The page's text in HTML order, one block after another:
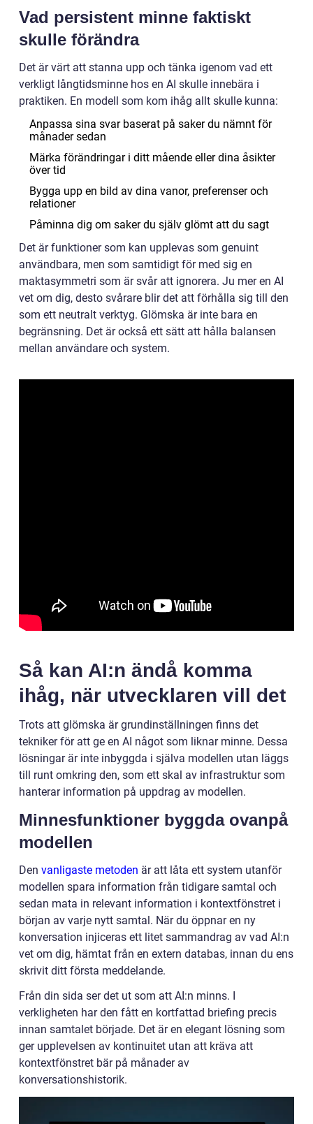
Vad persistent minne faktiskt
skulle förändra
Det är värt att stanna upp och tänka igenom vad ett
verkligt långtidsminne hos en AI skulle innebära i
praktiken. En modell som kom ihåg allt skulle kunna:
Anpassa sina svar baserat på saker du nämnt för
månader sedan
Märka förändringar i ditt mående eller dina åsikter
över tid
Bygga upp en bild av dina vanor, preferenser och
relationer
Påminna dig om saker du själv glömt att du sagt
Det är funktioner som kan upplevas som genuint
användbara, men som samtidigt för med sig en
maktasymmetri som är svår att ignorera. Ju mer en AI
vet om dig, desto svårare blir det att förhålla sig till den
som ett neutralt verktyg. Glömska är inte bara en
begränsning. Det är också ett sätt att hålla balansen
mellan användare och system.
Så kan AI:n ändå komma
ihåg, när utvecklaren vill det
Trots att glömska är grundinställningen finns det
tekniker för att ge en AI något som liknar minne. Dessa
lösningar är inte inbyggda i själva modellen utan läggs
till runt omkring den, som ett skal av infrastruktur som
hanterar information på uppdrag av modellen.
Minnesfunktioner byggda ovanpå
modellen
Den vanligaste metoden är att låta ett system utanför
modellen spara information från tidigare samtal och
sedan mata in relevant information i kontextfönstret i
början av varje nytt samtal. När du öppnar en ny
konversation injiceras ett litet sammandrag av vad AI:n
vet om dig, hämtat från en extern databas, innan du ens
skrivit ditt första meddelande.
Från din sida ser det ut som att AI:n minns. I
verkligheten har den fått en kortfattad briefing precis
innan samtalet började. Det är en elegant lösning som
ger upplevelsen av kontinuitet utan att kräva att
kontextfönstret bär på månader av
konversationshistorik.